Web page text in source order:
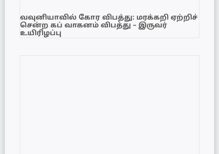
வவுனியாவில் கோர விபத்து: மரக்கறி ஏற்றிச்
சென்ற கப் வாகனம் விபத்து – இருவர்
உயிரிழப்பு